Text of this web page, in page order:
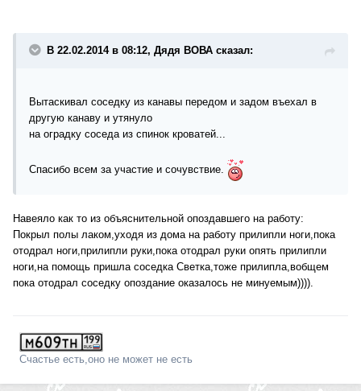
В 22.02.2014 в 08:12, Дядя ВОВА сказал:
Вытаскивал соседку из канавы передом и задом въехал в
другую канаву и утянуло
на оградку соседа из спинок кроватей...
Спасибо всем за участие и сочувствие.
Навеяло как то из объяснительной опоздавшего на работу:
Покрыл полы лаком,уходя из дома на работу прилипли ноги,пока
отодрал ноги,прилипли руки,пока отодрал руки опять прилипли
ноги,на помощь пришла соседка Светка,тоже прилипла,вобщем
пока отодрал соседку опоздание оказалось не минуемым)))).
Счастье есть,оно не может не есть